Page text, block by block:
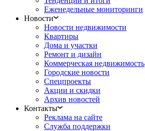
Еженедельные мониторинги
Новости
Новости недвижимости
Квартиры
Дома и участки
Ремонт и дизайн
Коммерческая недвижимость
Городские новости
Спецпроекты
Акции и скидки
Архив новостей
Контакты
Реклама на сайте
Служба поддержки